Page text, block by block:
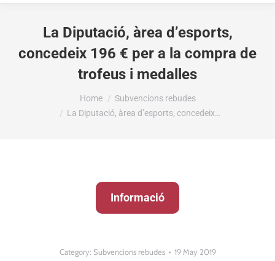
La Diputació, àrea d’esports,
concedeix 196 € per a la compra de
trofeus i medalles
Home
Subvencions rebudes
La Diputació, àrea d’esports, concedeix…
Informació
Category: Subvencions rebudes 19 May 2019